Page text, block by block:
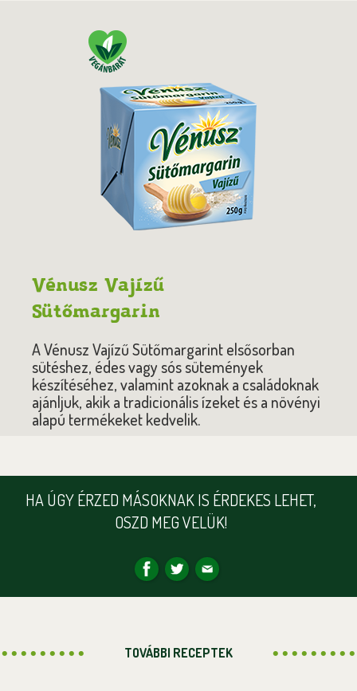
Vénusz Vajízű
Sütőmargarin
A Vénusz Vajízű Sütőmargarint elsősorban
sütéshez, édes vagy sós sütemények
készítéséhez, valamint azoknak a családoknak
ajánljuk, akik a tradicionális ízeket és a növényi
alapú termékeket kedvelik.
HA ÚGY ÉRZED MÁSOKNAK IS ÉRDEKES LEHET,
OSZD MEG VELÜK!
TOVÁBBI RECEPTEK